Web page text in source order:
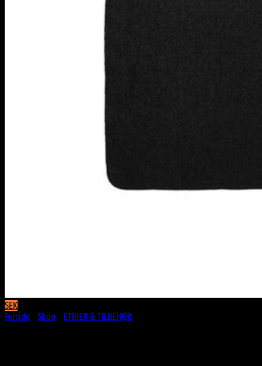
SEK
Forside
Shop ETUIER & TILBEHØR